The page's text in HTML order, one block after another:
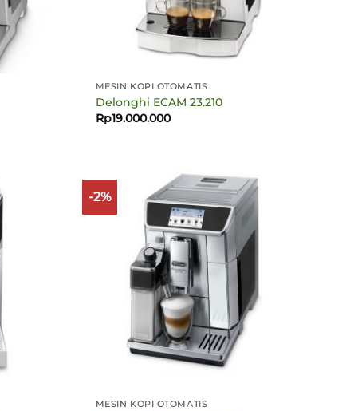
MESIN KOPI OTOMATIS
Delonghi ECAM 23.210
Rp19.000.000
-2%
MESIN KOPI OTOMATIS